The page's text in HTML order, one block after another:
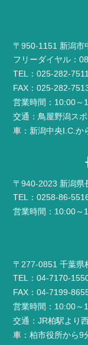
〒950-1151 新潟市
フリーダイヤル：
TEL：025-282-7511
FAX：025-282-
営業時間：10:00～
交通：鳥屋野潟ス
車：新潟中央I.C.か
〒940-2023 新潟県
TEL：0258-86-
営業時間：10:00～
〒277-0851 千葉県
TEL：04-7170-
FAX：04-7199-
営業時間：10:00～
交通：JR柏駅より
車：柏市役所から9